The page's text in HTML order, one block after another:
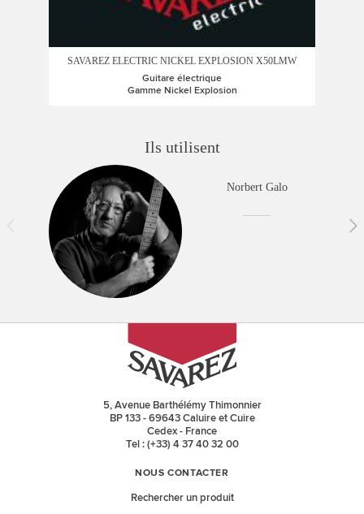
SAVAREZ ELECTRIC NICKEL EXPLOSION X50LMW
Guitare électrique
Gamme Nickel Explosion
Ils utilisent
Norbert Galo
5, Avenue Barthélémy Thimonnier
BP 133 - 69643 Caluire et Cuire
Cedex - France
Tel : (+33) 4 37 40 32 00
NOUS CONTACTER
Rechercher un produit